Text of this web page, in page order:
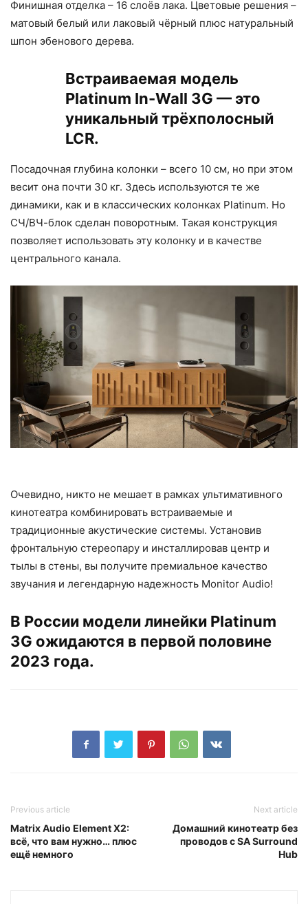
Финишная отделка – 16 слоёв лака. Цветовые решения –
матовый белый или лаковый чёрный плюс натуральный
шпон эбенового дерева.
Встраиваемая модель
Platinum In-Wall 3G — это
уникальный трёхполосный
LCR.
Посадочная глубина колонки – всего 10 см, но при этом
весит она почти 30 кг. Здесь используются те же
динамики, как и в классических колонках Platinum. Но
СЧ/ВЧ-блок сделан поворотным. Такая конструкция
позволяет использовать эту колонку и в качестве
центрального канала.
Очевидно, никто не мешает в рамках ультимативного
кинотеатра комбинировать встраиваемые и
традиционные акустические системы. Установив
фронтальную стереопару и инсталлировав центр и
тылы в стены, вы получите премиальное качество
звучания и легендарную надежность Monitor Audio!
В России модели линейки Platinum
3G ожидаются в первой половине
2023 года.
Previous article
Matrix Audio Element X2:
всё, что вам нужно… плюс
ещё немного
Next article
Домашний кинотеатр без
проводов с SA Surround
Hub